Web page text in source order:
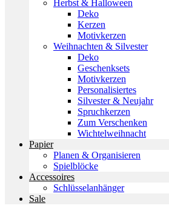
Herbst & Halloween
Deko
Kerzen
Motivkerzen
Weihnachten & Silvester
Deko
Geschenksets
Motivkerzen
Personalisiertes
Silvester & Neujahr
Spruchkerzen
Zum Verschenken
Wichtelweihnacht
Papier
Planen & Organisieren
Spielblöcke
Accessoires
Schlüsselanhänger
Sale